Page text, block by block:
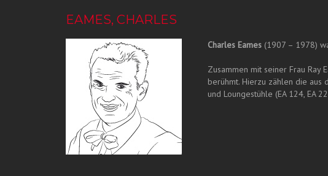
EAMES, CHARLES
Charles Eames(1907 – 1978)
Zusammen mit seiner Frau
berühmt. Hierzu zählen die aus
und Loungestühle (EA 124, EA